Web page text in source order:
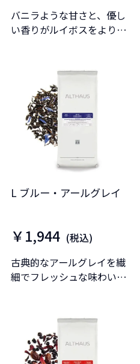
バニラような甘さと、優し
い香りがルイボスをより際
L ブルー・アールグレイ
￥1,944 (税込)
古典的なアールグレイを繊
細でフレッシュな味わいに